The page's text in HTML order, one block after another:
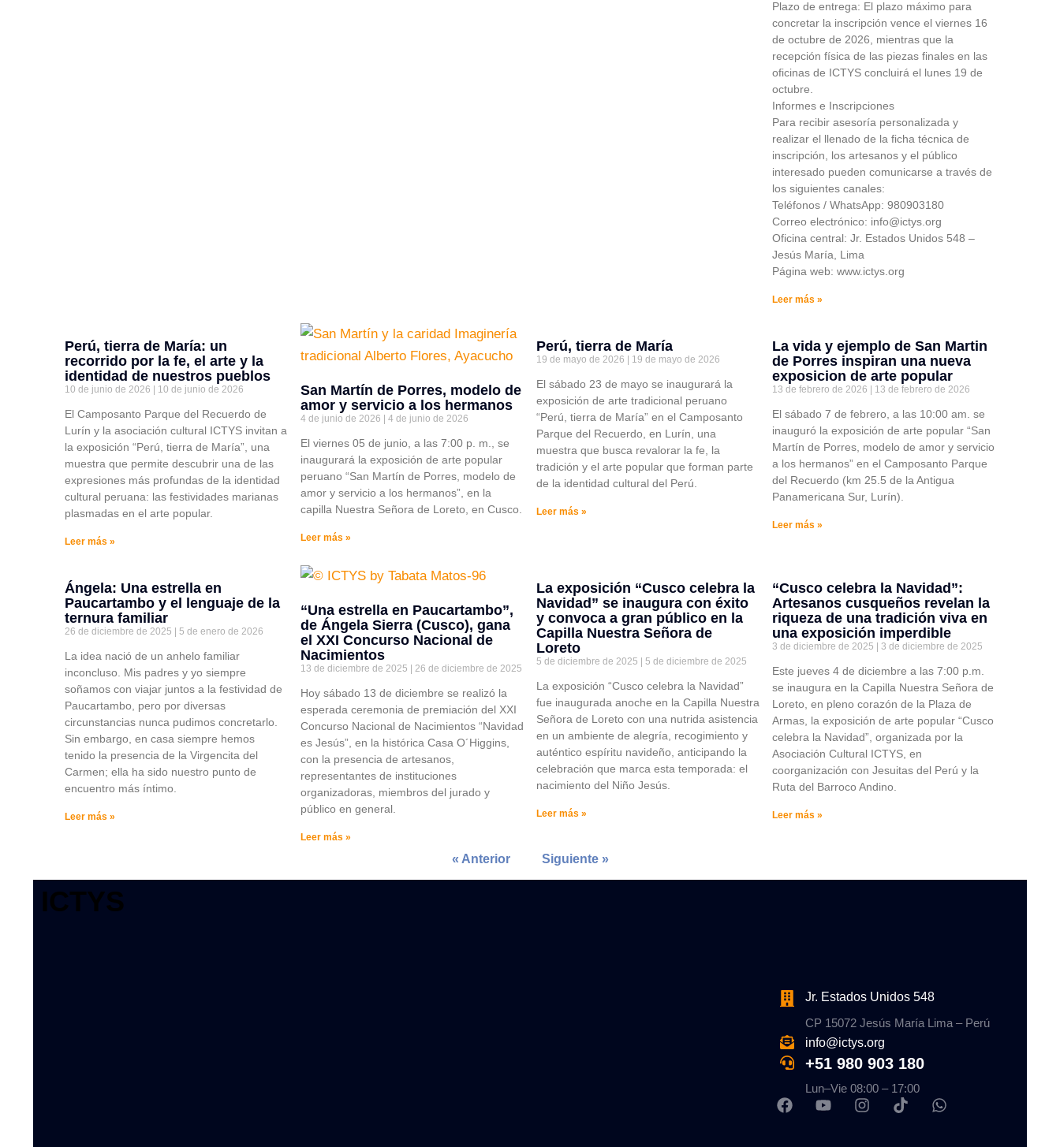
Plazo de entrega: El plazo máximo para
concretar la inscripción vence el viernes 16
de octubre de 2026, mientras que la
recepción física de las piezas finales en las
oficinas de ICTYS concluirá el lunes 19 de
octubre.
Informes e Inscripciones
Para recibir asesoría personalizada y
realizar el llenado de la ficha técnica de
inscripción, los artesanos y el público
interesado pueden comunicarse a través de
los siguientes canales:
Teléfonos / WhatsApp: 980903180
Correo electrónico: info@ictys.org
Oficina central: Jr. Estados Unidos 548 –
Jesús María, Lima
Página web: www.ictys.org
Leer más »
Perú, tierra de María: un
recorrido por la fe, el arte y la
identidad de nuestros pueblos
10 de junio de 2026 10 de junio de 2026
El Camposanto Parque del Recuerdo de
Lurín y la asociación cultural ICTYS invitan a
la exposición “Perú, tierra de María”, una
muestra que permite descubrir una de las
expresiones más profundas de la identidad
cultural peruana: las festividades marianas
plasmadas en el arte popular.
Leer más »
San Martín de Porres, modelo de
amor y servicio a los hermanos
4 de junio de 2026 4 de junio de 2026
El viernes 05 de junio, a las 7:00 p. m., se
inaugurará la exposición de arte popular
peruano “San Martín de Porres, modelo de
amor y servicio a los hermanos”, en la
capilla Nuestra Señora de Loreto, en Cusco.
Leer más »
Perú, tierra de María
19 de mayo de 2026 19 de mayo de 2026
El sábado 23 de mayo se inaugurará la
exposición de arte tradicional peruano
“Perú, tierra de María” en el Camposanto
Parque del Recuerdo, en Lurín, una
muestra que busca revalorar la fe, la
tradición y el arte popular que forman parte
de la identidad cultural del Perú.
Leer más »
La vida y ejemplo de San Martin
de Porres inspiran una nueva
exposicion de arte popular
13 de febrero de 2026 13 de febrero de 2026
El sábado 7 de febrero, a las 10:00 am. se
inauguró la exposición de arte popular “San
Martín de Porres, modelo de amor y servicio
a los hermanos” en el Camposanto Parque
del Recuerdo (km 25.5 de la Antigua
Panamericana Sur, Lurín).
Leer más »
Ángela: Una estrella en
Paucartambo y el lenguaje de la
ternura familiar
26 de diciembre de 2025 5 de enero de 2026
La idea nació de un anhelo familiar
inconcluso. Mis padres y yo siempre
soñamos con viajar juntos a la festividad de
Paucartambo, pero por diversas
circunstancias nunca pudimos concretarlo.
Sin embargo, en casa siempre hemos
tenido la presencia de la Virgencita del
Carmen; ella ha sido nuestro punto de
encuentro más íntimo.
Leer más »
“Una estrella en Paucartambo”,
de Ángela Sierra (Cusco), gana
el XXI Concurso Nacional de
Nacimientos
13 de diciembre de 2025 26 de diciembre de 2025
Hoy sábado 13 de diciembre se realizó la
esperada ceremonia de premiación del XXI
Concurso Nacional de Nacimientos “Navidad
es Jesús”, en la histórica Casa O´Higgins,
con la presencia de artesanos,
representantes de instituciones
organizadoras, miembros del jurado y
público en general.
Leer más »
La exposición “Cusco celebra la
Navidad” se inaugura con éxito
y convoca a gran público en la
Capilla Nuestra Señora de
Loreto
5 de diciembre de 2025 5 de diciembre de 2025
La exposición “Cusco celebra la Navidad”
fue inaugurada anoche en la Capilla Nuestra
Señora de Loreto con una nutrida asistencia
en un ambiente de alegría, recogimiento y
auténtico espíritu navideño, anticipando la
celebración que marca esta temporada: el
nacimiento del Niño Jesús.
Leer más »
“Cusco celebra la Navidad”:
Artesanos cusqueños revelan la
riqueza de una tradición viva en
una exposición imperdible
3 de diciembre de 2025 3 de diciembre de 2025
Este jueves 4 de diciembre a las 7:00 p.m.
se inaugura en la Capilla Nuestra Señora de
Loreto, en pleno corazón de la Plaza de
Armas, la exposición de arte popular “Cusco
celebra la Navidad”, organizada por la
Asociación Cultural ICTYS, en
coorganización con Jesuitas del Perú y la
Ruta del Barroco Andino.
Leer más »
« Anterior Siguiente »
ICTYS
Jr. Estados Unidos 548
CP 15072 Jesús María Lima – Perú
info@ictys.org
+51 980 903 180
Lun–Vie 08:00 – 17:00